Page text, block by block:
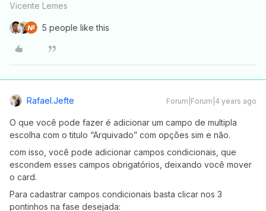
Vicente Lemes
5 people like this
Rafael.jefte Forum|Forum|4 years ago
O que você pode fazer é adicionar um campo de multipla
escolha com o titulo “Arquivado” com opções sim e não.
com isso, você pode adicionar campos condicionais, que
escondem esses campos obrigatórios, deixando você mover
o card.
Para cadastrar campos condicionais basta clicar nos 3
pontinhos na fase desejada: